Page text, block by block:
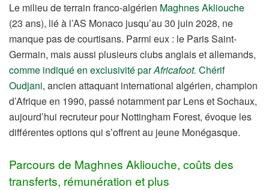
Le milieu de terrain franco-algérien Maghnes Akliouche
(23 ans), lié à l’AS Monaco jusqu’au 30 juin 2028, ne
manque pas de courtisans. Parmi eux : le Paris Saint-
Germain, mais aussi plusieurs clubs anglais et allemands,
comme indiqué en exclusivité parAfricafoot. Chérif
Oudjani, ancien attaquant international algérien, champion
d’Afrique en 1990, passé notamment par Lens et Sochaux,
aujourd’hui recruteur pour Nottingham Forest, évoque les
différentes options qui s’offrent au jeune Monégasque.
Parcours de Maghnes Akliouche, coûts des
transferts, rémunération et plus